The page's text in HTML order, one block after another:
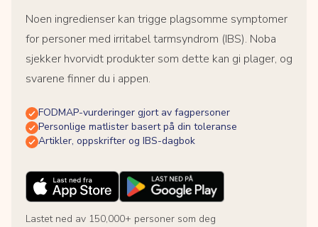
Noen ingredienser kan trigge plagsomme symptomer
for personer med irritabel tarmsyndrom (IBS). Noba
sjekker hvorvidt produkter som dette kan gi plager, og
svarene finner du i appen.
FODMAP-vurderinger gjort av fagpersoner
Personlige matlister basert på din toleranse
Artikler, oppskrifter og IBS-dagbok
Lastet ned av 150,000+ personer som deg